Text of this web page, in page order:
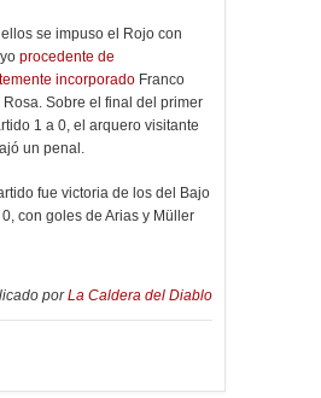
se impuso el Rojo con
procedente de
incorporado Franco
Rosa. Sobre el final del primer
1 a 0, el arquero visitante
un penal.
fue victoria de los del Bajo
con goles de Arias y Müller
porLa Caldera del Diablo